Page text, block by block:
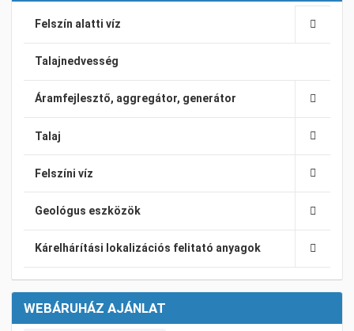
Felszín alatti víz
Talajnedvesség
Áramfejlesztő, aggregátor, generátor
Talaj
Felszíni víz
Geológus eszközök
Kárelhárítási lokalizációs felitató anyagok
WEBÁRUHÁZ AJÁNLAT